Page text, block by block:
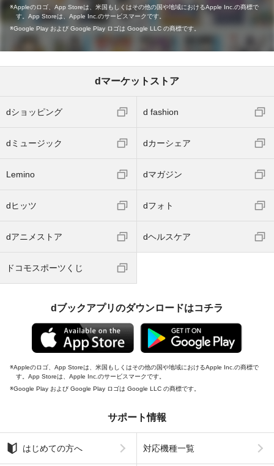
Appleのロゴ、App Storeは、米国もしくはその他の国や地域におけるApple Inc.の商標で
す。App Storeは、Apple Inc.のサービスマークです。
Google Play および Google Play ロゴは Google LLC の商標です。
dマーケットストア
dショッピング d fashion
dミュージック dカーシェア
Lemino dマガジン
dヒッツ dフォト
dアニメストア dヘルスケア
ドコモスポーツくじ
dブックアプリのダウンロードはコチラ
Appleのロゴ、App Storeは、米国もしくはその他の国や地域におけるApple Inc.の商標で
す。App Storeは、Apple Inc.のサービスマークです。
Google Play および Google Play ロゴは Google LLC の商標です。
サポート情報
はじめての方へ 対応機種一覧